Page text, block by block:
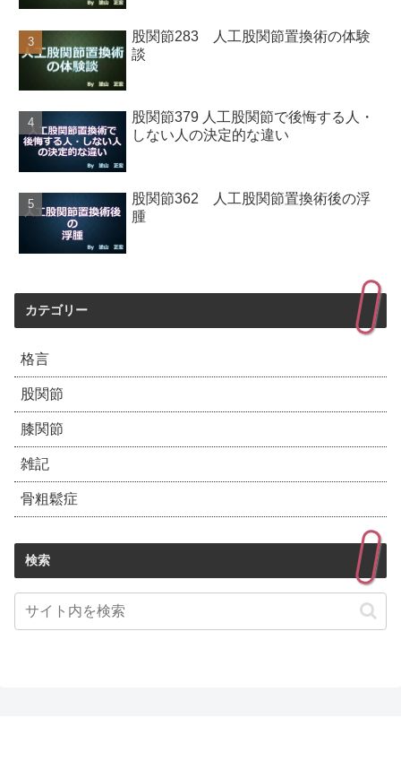
股関節283 人工股関節置換術の体験
談
股関節379 人工股関節で後悔する人・
しない人の決定的な違い
股関節362 人工股関節置換術後の浮
腫
カテゴリー
格言
股関節
膝関節
雑記
骨粗鬆症
検索